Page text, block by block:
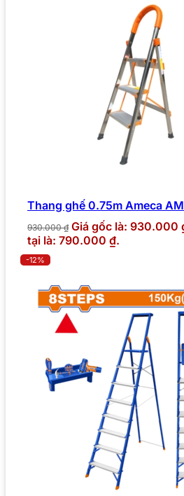
Thang ghế 0.75m Ameca
930.000₫ Giá gốc là: 930.000
tại là: 790.000 ₫.
-12%